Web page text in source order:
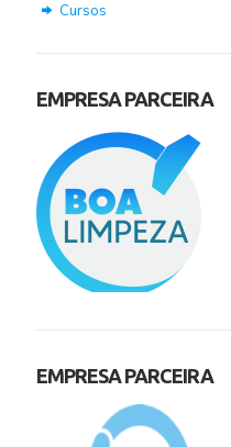
Cursos
EMPRESA PARCEIRA
EMPRESA PARCEIRA